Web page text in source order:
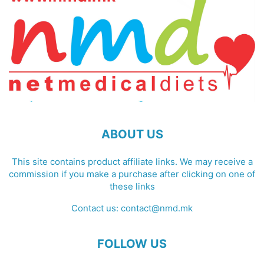
ABOUT US
This site contains product affiliate links. We may receive a
commission if you make a purchase after clicking on one of
these links
Contact us: contact@nmd.mk
FOLLOW US